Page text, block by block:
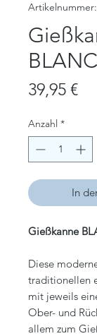
Artikelnummer:
39,95 €
Anzahl *
In
Gießkanne
Diese
traditionellen
mit jeweils
Ober- und
allem zum